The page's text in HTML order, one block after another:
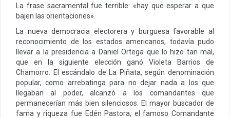
La frase sacramental fue terrible: «hay que esperar a que
bajen las orientaciones».
La nueva democracia electorera y burguesa favorable al
reconocimiento de los estados americanos, todavía pudo
llevar a la presidencia a Daniel Ortega que lo hizo tan mal,
que en la siguiente elección ganó Violeta Barrios de
Chamorro. El escándalo de La Piñata, según denominación
popular, como arrebatinga para no dejar nada a los que
llegaban al poder, alcanzó a los comandantes que
permanecerían más bien silenciosos. El mayor buscador de
fama y riqueza fue Edén Pastora, el famoso Comandante